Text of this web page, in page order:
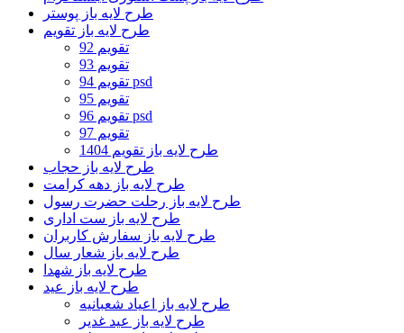
طرح لایه باز پوستر
طرح لایه باز تقویم
تقویم 92
تقویم 93
تقویم 94 psd
تقویم 95
تقویم 96 psd
تقویم 97
طرح لایه باز تقویم 1404
طرح لایه باز حجاب
طرح لایه باز دهه کرامت
طرح لایه باز رحلت حضرت رسول
طرح لایه باز ست اداری
طرح لایه باز سفارش کاربران
طرح لایه باز شعار سال
طرح لایه باز شهدا
طرح لایه باز عید
طرح لایه باز اعیاد شعبانیه
طرح لایه باز عید غدیر